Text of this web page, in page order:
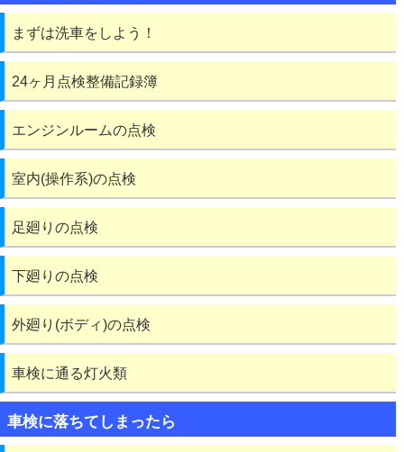
まずは洗車をしよう！
24ヶ月点検整備記録簿
エンジンルームの点検
室内(操作系)の点検
足廻りの点検
下廻りの点検
外廻り(ボディ)の点検
車検に通る灯火類
車検に落ちてしまったら